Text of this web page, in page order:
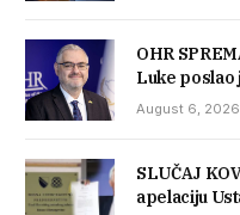
OHR
Luke poslao
August 6, 2026
SLUČAJ
apelaciju